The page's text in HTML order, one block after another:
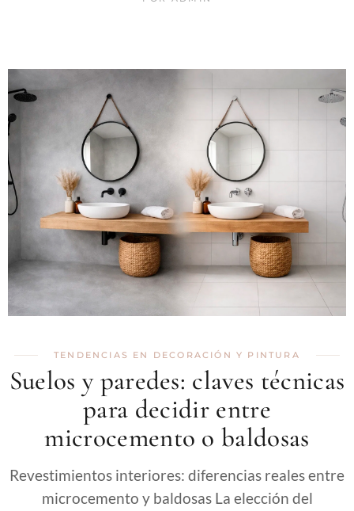
TENDENCIAS EN DECORACIÓN Y PINTURA
Suelos y paredes: claves técnicas
para decidir entre
microcemento o baldosas
Revestimientos interiores: diferencias reales entre
microcemento y baldosas La elección del